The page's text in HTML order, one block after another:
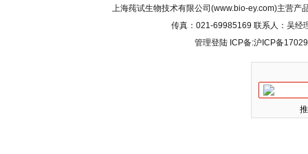
上海莼试生物技术有限公司(www.bio-ey.com)主营产
传真：021-69985169 联系人：吴经
管理登陆 ICP备:沪ICP备